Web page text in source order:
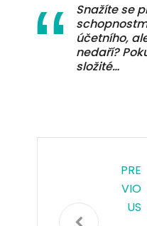
Snažíte se
účetního,
nedaří?
složité…
PRE
VIO
US